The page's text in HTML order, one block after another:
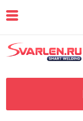
более
дня.
Данный